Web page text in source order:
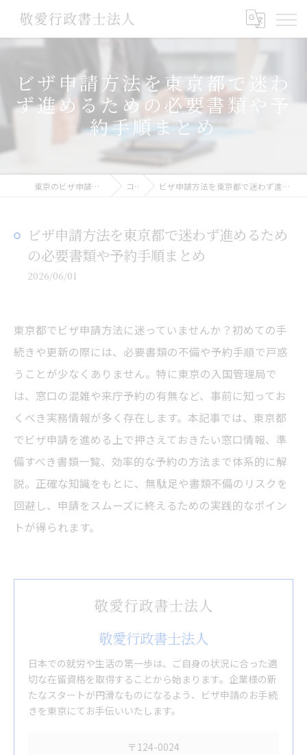
ビザ申請方法を東京都で迷わ
ず進めるための必要書類や予
約手順まとめ
東京のビザ申請なら敬愛行政書士法人 コラム ビザ申請方法を東京都で迷わず進めるための必要書類や予約手順まとめ
ビザ申請方法を東京都で迷わず進めるため
の必要書類や予約手順まとめ
2026/06/01
東京都でビザ申請方法に迷っていませんか？初めての手
続きや更新の際には、必要書類の不備や予約手順で戸惑
うことが少なくありません。特に東京の入国管理局で
は、窓口の混雑や来庁予約の有無など、事前に知ってお
くべき実務情報が多く存在します。本記事では、東京都
でビザ申請を進める上で押さえておきたい窓口情報、準
備すべき書類一覧、効率的な予約の方法まで体系的に解
説。正確な知識をもとに、無駄足や書類不備のリスクを
回避し、申請をスムーズに終えるための実践的なポイン
トが得られます。
敬愛行政書士法人
日本での就労や生活の第一歩は、ご自身の状況に合った適
切な在留資格を取得することから始まります。企業様の新
たなスタートが円滑なものになるよう、ビザ申請のお手続
きを東京にてお手伝いいたします。
〒124-0024